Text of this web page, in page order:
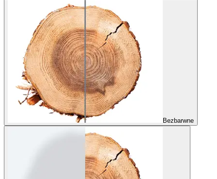
Bezbarwne